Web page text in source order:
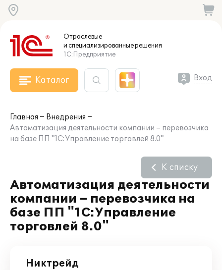
Отраслевые
и специализированныерешения
1С:Предприятие
Каталог Вход
Главная
Внедрения
Автоматизация деятельности компании – перевозчика
на базе ПП "1С:Управление торговлей 8.0"
Автоматизация деятельности
компании – перевозчика на
базе ПП "1С:Управление
торговлей 8.0"
К списку
Никтрейд